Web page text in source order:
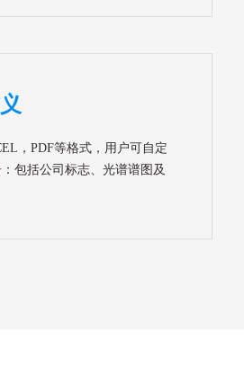
，PDF等格式，用户可自定
包括公司标志、光谱谱图及